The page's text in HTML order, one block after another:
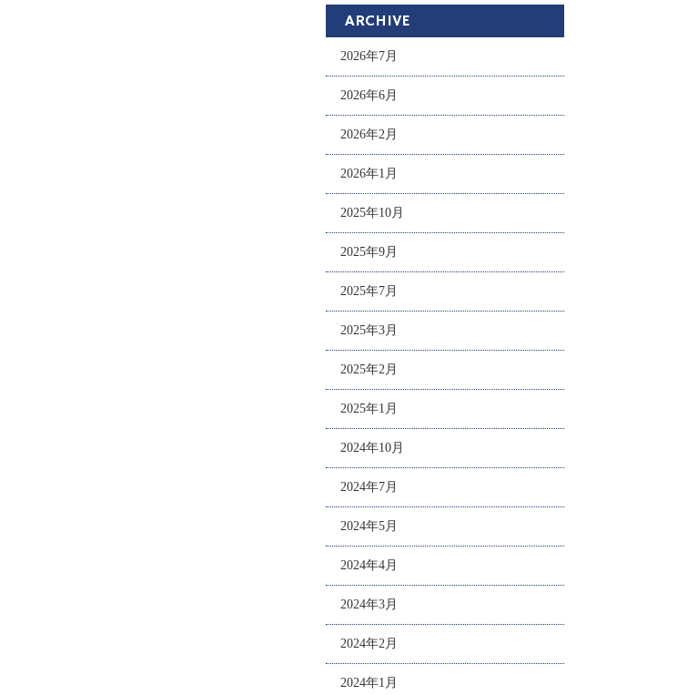
ARCHIVE
2026年7月
2026年6月
2026年2月
2026年1月
2025年10月
2025年9月
2025年7月
2025年3月
2025年2月
2025年1月
2024年10月
2024年7月
2024年5月
2024年4月
2024年3月
2024年2月
2024年1月